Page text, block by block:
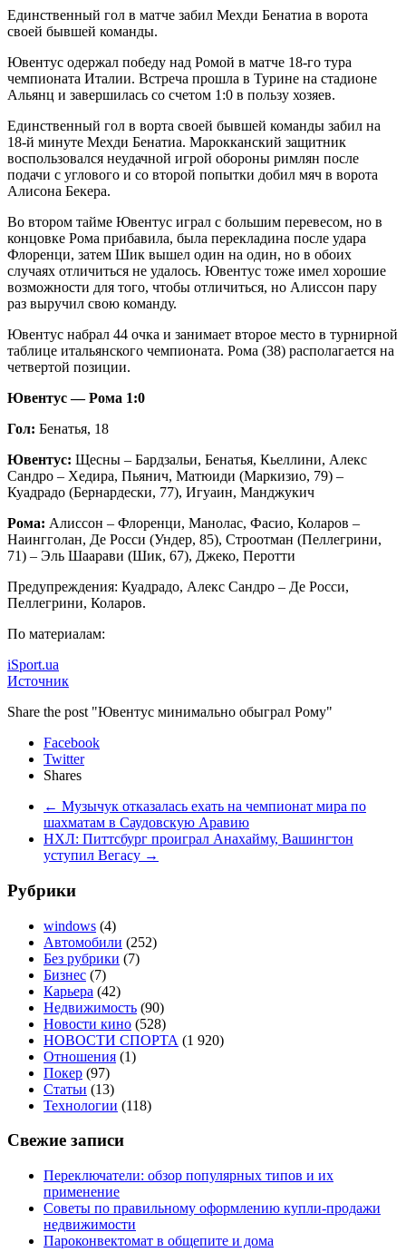
Единственный гол в матче забил Мехди Бенатиа в ворота
своей бывшей команды.
Ювентус одержал победу над Ромой в матче 18-го тура
чемпионата Италии. Встреча прошла в Турине на стадионе
Альянц и завершилась со счетом 1:0 в пользу хозяев.
Единственный гол в ворта своей бывшей команды забил на
18-й минуте Мехди Бенатиа. Марокканский защитник
воспользовался неудачной игрой обороны римлян после
подачи с углового и со второй попытки добил мяч в ворота
Алисона Бекера.
Во втором тайме Ювентус играл с большим перевесом, но в
концовке Рома прибавила, была перекладина после удара
Флоренци, затем Шик вышел один на один, но в обоих
случаях отличиться не удалось. Ювентус тоже имел хорошие
возможности для того, чтобы отличиться, но Алиссон пару
раз выручил свою команду.
Ювентус набрал 44 очка и занимает второе место в турнирной
таблице итальянского чемпионата. Рома (38) располагается на
четвертой позиции.
Ювентус — Рома 1:0
Гол: Бенатья, 18
Ювентус: Щесны – Бардзальи, Бенатья, Кьеллини, Алекс
Сандро – Хедира, Пьянич, Матюиди (Маркизио, 79) –
Куадрадо (Бернардески, 77), Игуаин, Манджукич
Рома: Алиссон – Флоренци, Манолас, Фасио, Коларов –
Наингголан, Де Росси (Ундер, 85), Строотман (Пеллегрини,
71) – Эль Шаарави (Шик, 67), Джеко, Перотти
Предупреждения: Куадрадо, Алекс Сандро – Де Росси,
Пеллегрини, Коларов.
По материалам:
iSport.ua
Источник
Share the post "Ювентус минимально обыграл Рому"
Facebook
Twitter
Shares
← Музычук отказалась ехать на чемпионат мира по
шахматам в Саудовскую Аравию
НХЛ: Питтсбург проиграл Анахайму, Вашингтон
уступил Вегасу →
Рубрики
windows (4)
Автомобили (252)
Без рубрики (7)
Бизнес (7)
Карьера (42)
Недвижимость (90)
Новости кино (528)
НОВОСТИ СПОРТА (1 920)
Отношения (1)
Покер (97)
Статьи (13)
Технологии (118)
Свежие записи
Переключатели: обзор популярных типов и их
применение
Советы по правильному оформлению купли-продажи
недвижимости
Пароконвектомат в общепите и дома